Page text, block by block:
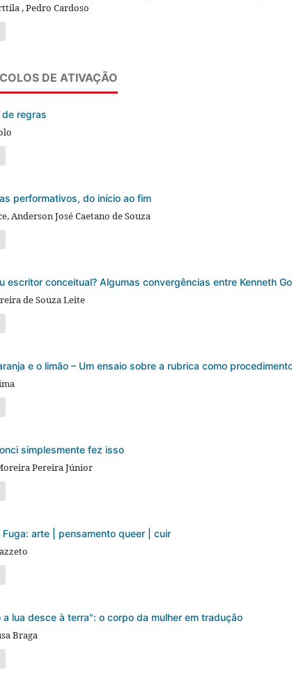
, Pedro Cardoso
DE ATIVAÇÃO
regras
performativos, do início ao fim
Anderson José Caetano de Souza
escritor conceitual? Algumas convergências entre Kenneth
de Souza Leite
e o limão – Um ensaio sobre a rubrica como
simplesmente fez isso
Pereira Júnior
Fuga: arte | pensamento queer | cuir
a lua desce à terra": o corpo da mulher em tradução
Braga